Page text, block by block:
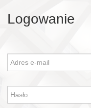
Logowanie